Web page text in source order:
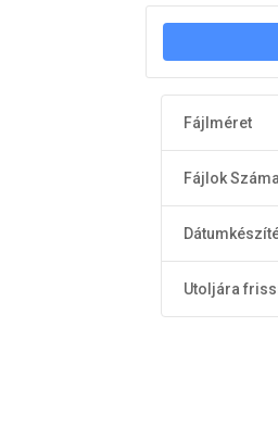
Fájlméret
Fájlok Száma
Utoljára